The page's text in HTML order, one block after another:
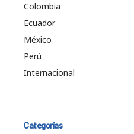
Colombia
Ecuador
México
Perú
Internacional
Categorías